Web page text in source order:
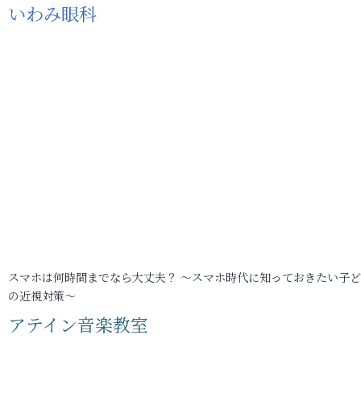
いわみ眼科
スマホは何時間までなら大丈夫？ ～スマホ時代に知っておきたい子
の近視対策～
アテイン音楽教室